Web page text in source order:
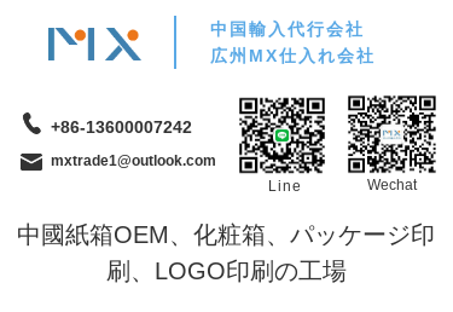
中国輸入代行会社
広州MX仕入れ会社
中國紙箱OEM、化粧箱、パッケージ印
刷、LOGO印刷の工場
mxtrade1@outlook.com
+86-13600007242
Wechat
Line